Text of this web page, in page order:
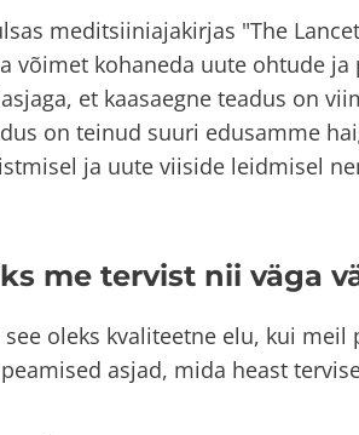
meditsiiniajakirjas "The
võimet kohaneda uute ohtude
et kaasaegne teadus on
on teinud suuri edusamme
ja uute viiside leidmisel
me tervist nii väga
see oleks kvaliteetne elu, kui
asjad, mida heast